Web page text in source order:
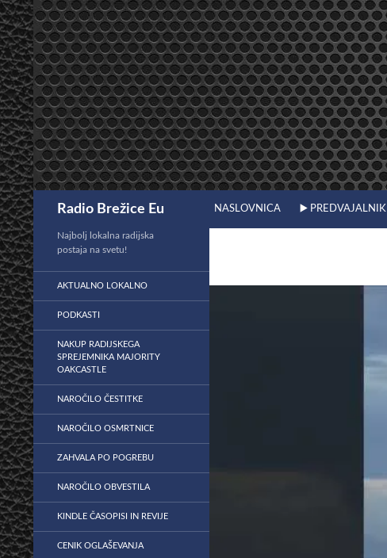
Preskoči
na
vsebino
Radio Brežice Eu NASLOVNICA ▶️ PREDVAJALNIK
Najbolj lokalna radijska
postaja na svetu!
AKTUALNO LOKALNO
PODKASTI
NAKUP RADIJSKEGA
SPREJEMNIKA MAJORITY
OAKCASTLE
NAROČILO ČESTITKE
NAROČILO OSMRTNICE
ZAHVALA PO POGREBU
NAROČILO OBVESTILA
KINDLE ČASOPISI IN REVIJE
CENIK OGLAŠEVANJA